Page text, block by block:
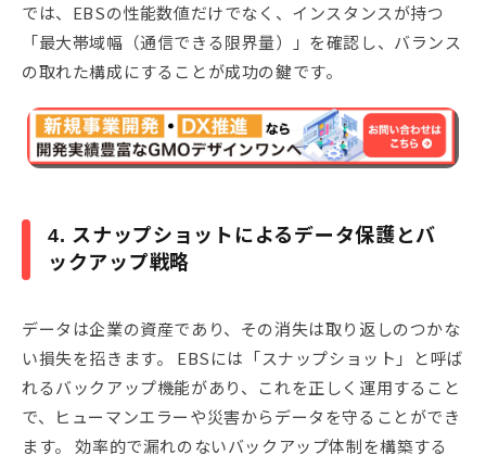
では、EBSの性能数値だけでなく、インスタンスが持つ
「最大帯域幅（通信できる限界量）」を確認し、バランス
の取れた構成にすることが成功の鍵です。
4. スナップショットによるデータ保護とバ
ックアップ戦略
データは企業の資産であり、その消失は取り返しのつかな
い損失を招きます。 EBSには「スナップショット」と呼ば
れるバックアップ機能があり、これを正しく運用すること
で、ヒューマンエラーや災害からデータを守ることができ
ます。 効率的で漏れのないバックアップ体制を構築する